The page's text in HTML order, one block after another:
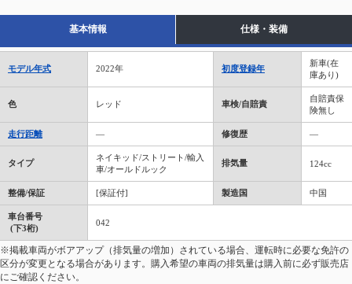
基本情報 仕様・装備
モデル年式 2022年 初度登録年
新車(在
庫あり)
色 レッド 車検/自賠責
自賠責保
険無し
走行距離 ― 修復歴 ―
タイプ
ネイキッド/ストリート/輸入
車/オールドルック
排気量 124cc
整備/保証 [保証付] 製造国 中国
車台番号
(下3桁)
042
※掲載車両がボアアップ（排気量の増加）されている場合、運転時に必要な免許の
区分が変更となる場合があります。購入希望の車両の排気量は購入前に必ず販売店
にご確認ください。